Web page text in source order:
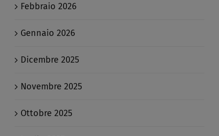
Febbraio 2026
Gennaio 2026
Dicembre 2025
Novembre 2025
Ottobre 2025